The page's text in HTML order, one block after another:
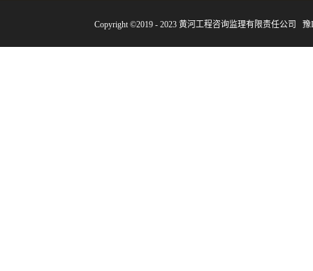
Copyright ©2019 - 2023 黄河工程咨询监理有限责任公司 豫